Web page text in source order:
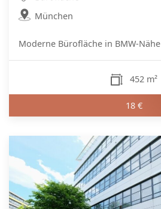
München
Moderne Bürofläche in BMW-Nähe
452 m²
18 €